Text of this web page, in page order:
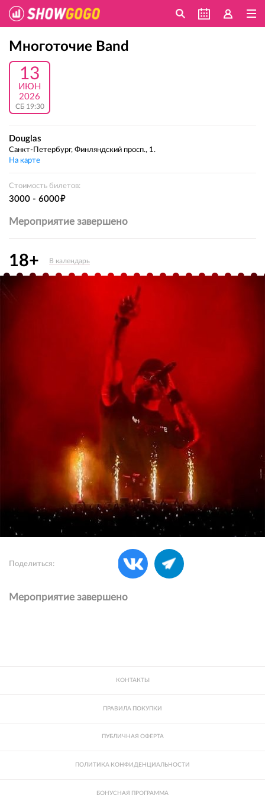
Многоточие Band
13
ИЮН
2026
СБ 19:30
Douglas
Санкт-Петербург, Финляндский просп., 1.
На карте
Стоимость билетов:
3000 - 6000е
Мероприятие завершено
18+ В календарь
Поделиться:
Мероприятие завершено
КОНТАКТЫ
ПРАВИЛА ПОКУПКИ
ПУБЛИЧНАЯ ОФЕРТА
ПОЛИТИКА КОНФИДЕНЦИАЛЬНОСТИ
БОНУСНАЯ ПРОГРАММА